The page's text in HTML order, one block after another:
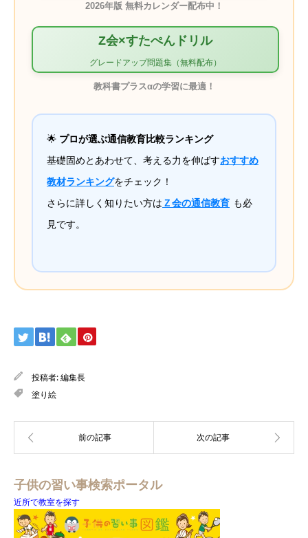
2026年版 無料カレンダー配布中！
Z会×すたぺんドリル
グレードアップ問題集（無料配布）
教科書プラスαの学習に最適！
🌟 プロが選ぶ通信教育比較ランキング
基礎固めとあわせて、考える力を伸ばすおすすめ
教材ランキングをチェック！
さらに詳しく知りたい方は Ｚ会の通信教育 も必
見です。
投稿者:編集長
塗り絵
子供の習い事検索ポータル
近所で教室を探す